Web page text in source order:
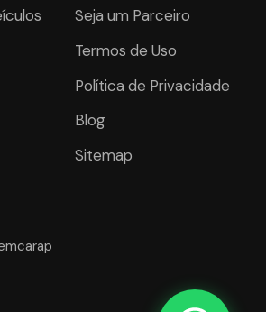
Seja um Parceiro
Termos de Uso
Política de Privacidade
Blog
Sitemap